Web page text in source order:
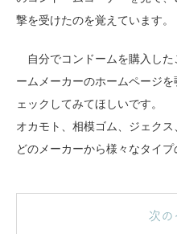
撃を受けたのを覚えています。
自分でコンドームを購入した
ームメーカーのホームページ
ェックしてみてほしいです。
オカモト、相模ゴム、ジェク
どのメーカーから様々なタイプ
次の